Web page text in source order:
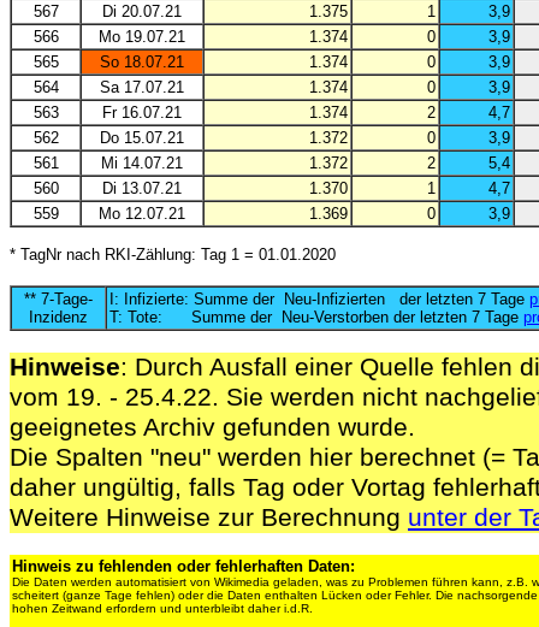
567
Di 20.07.21 1.375 1
3,9
566
Mo 19.07.21 1.374 0
3,9
565
So 18.07.21 1.374 0
3,9
564
Sa 17.07.21 1.374 0
3,9
563
Fr 16.07.21 1.374 2
4,7
562
Do 15.07.21 1.372 0
3,9
561
Mi 14.07.21 1.372 2
5,4
560
Di 13.07.21 1.370 1
4,7
559
Mo 12.07.21 1.369 0 3,9
* TagNr nach RKI-Zählung: Tag 1 = 01.01.2020
** 7-Tage-
Inzidenz
I: Infizierte: Summe der Neu-Infizierten der letzten 7 Tage
T: Tote: Summe der Neu-Verstorben der letzten 7 Tage
Hinweise: Durch Ausfall einer Quelle fehlen
vom 19. - 25.4.22. Sie werden nicht
geeignetes Archiv gefunden wurde.
Die Spalten "neu" werden hier berechnet (=
daher ungültig, falls Tag oder Vortag
Weitere Hinweise zur Berechnung unter der
Hinweis zu fehlenden oder fehlerhaften Daten:
Die Daten werden automatisiert von Wikimedia geladen, was zu Problemen führen kann, z.B.
scheitert (ganze Tage fehlen) oder die Daten enthalten Lücken oder Fehler. Die
hohen Zeitwand erfordern und unterbleibt daher i.d.R.